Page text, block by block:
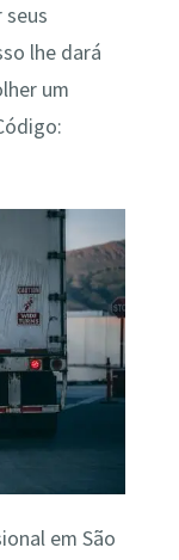
lhe dará
um
em São